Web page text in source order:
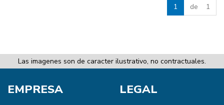
1 de 1
Las imagenes son de caracter ilustrativo, no contractuales.
EMPRESA LEGAL